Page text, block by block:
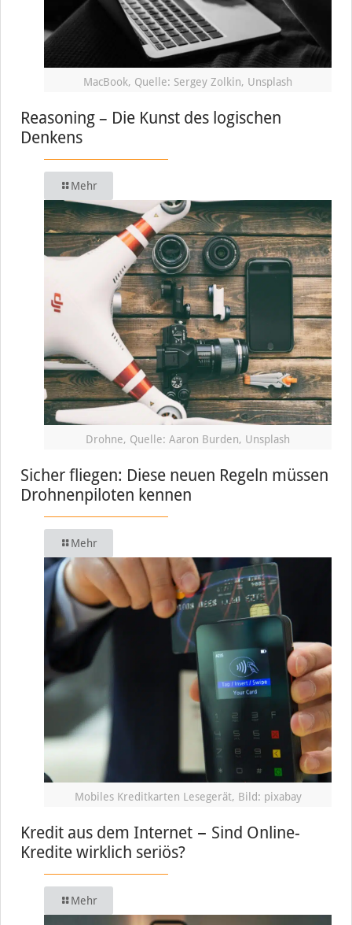
MacBook, Quelle: Sergey Zolkin, Unsplash
Reasoning – Die Kunst des logischen
Denkens
Mehr
Drohne, Quelle: Aaron Burden, Unsplash
Sicher fliegen: Diese neuen Regeln müssen
Drohnenpiloten kennen
Mehr
Mobiles Kreditkarten Lesegerät, Bild: pixabay
Kredit aus dem Internet − Sind Online-
Kredite wirklich seriös?
Mehr